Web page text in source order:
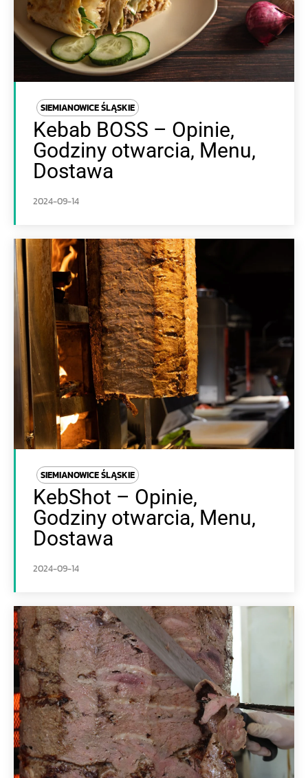
SIEMIANOWICE ŚLĄSKIE
Kebab BOSS – Opinie,
Godziny otwarcia, Menu,
Dostawa
2024-09-14
SIEMIANOWICE ŚLĄSKIE
KebShot – Opinie,
Godziny otwarcia, Menu,
Dostawa
2024-09-14